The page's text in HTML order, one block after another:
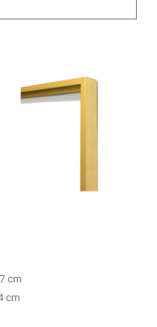
cm
cm